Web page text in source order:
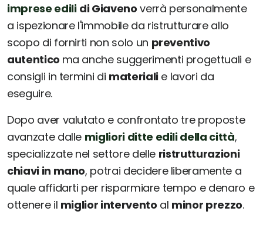
imprese edili di Giaveno verrà personalmente
a ispezionare l'immobile da ristrutturare allo
scopo di fornirti non solo un preventivo
autentico ma anche suggerimenti progettuali e
consigli in termini di materialie lavori da
eseguire.
Dopo aver valutato e confrontato tre proposte
avanzate dalle migliori ditte edili della città,
specializzate nel settore delle ristrutturazioni
chiavi in mano, potrai decidere liberamente a
quale affidarti per risparmiare tempo e denaro e
ottenere il miglior intervento al minor prezzo.